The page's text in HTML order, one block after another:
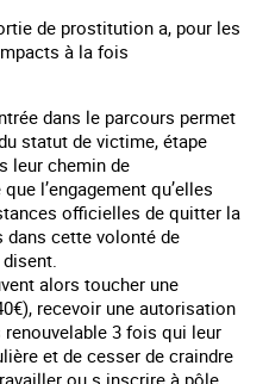
de prostitution a, pour les
à la fois
dans le parcours permet
statut de victime, étape
leur chemin de
l’engagement qu’elles
officielles de quitter la
cette volonté de
alors toucher une
recevoir une autorisation
3 fois qui leur
et de cesser de craindre